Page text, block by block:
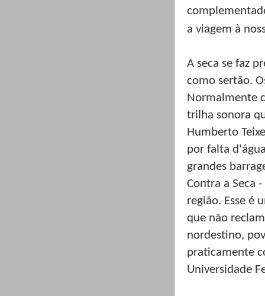
a viagem à
A seca se faz
como sertão.
Normalmente
trilha sonora
Humberto
por falta
grandes
Contra a Seca
região. Esse é
que não
nordestino,
praticamente
Universidade